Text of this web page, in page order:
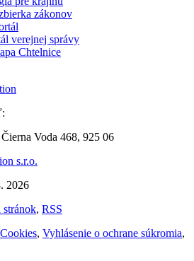
zákonov
verejnej správy
Chtelnice
Voda 468, 925 06
s.r.o.
2026
stránok, RSS
Cookies, Vyhlásenie o ochrane súkromia,